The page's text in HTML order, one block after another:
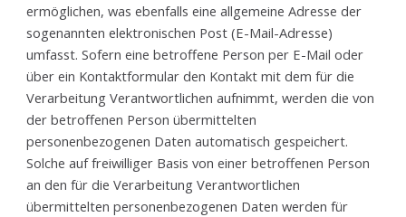
ermöglichen, was ebenfalls eine allgemeine Adresse der
sogenannten elektronischen Post (E-Mail-Adresse)
umfasst. Sofern eine betroffene Person per E-Mail oder
über ein Kontaktformular den Kontakt mit dem für die
Verarbeitung Verantwortlichen aufnimmt, werden die von
der betroffenen Person übermittelten
personenbezogenen Daten automatisch gespeichert.
Solche auf freiwilliger Basis von einer betroffenen Person
an den für die Verarbeitung Verantwortlichen
übermittelten personenbezogenen Daten werden für